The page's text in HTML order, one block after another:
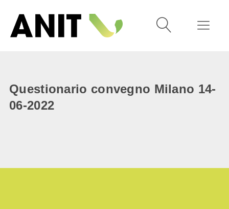
Questionario convegno Milano 14-
06-2022